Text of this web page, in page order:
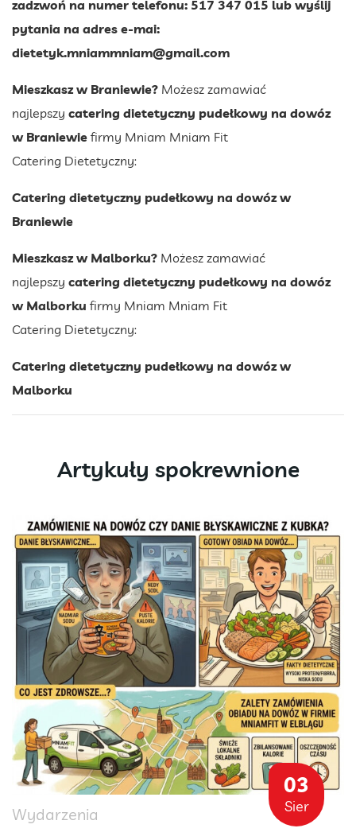
zadzwoń na numer telefonu: 517 347 015 lub wyślij
pytania na adres e-mai:
dietetyk.mniammniam@gmail.com
Mieszkasz w Braniewie? Możesz zamawiać
najlepszy catering dietetyczny pudełkowy na dowóz
w Braniewie firmy Mniam Mniam Fit
Catering Dietetyczny:
Catering dietetyczny pudełkowy na dowóz w
Braniewie
Mieszkasz w Malborku? Możesz zamawiać
najlepszy catering dietetyczny pudełkowy na dowóz
w Malborku firmy Mniam Mniam Fit
Catering Dietetyczny:
Catering dietetyczny pudełkowy na dowóz w
Malborku
Artykuły spokrewnione
03
Sier
Wydarzenia